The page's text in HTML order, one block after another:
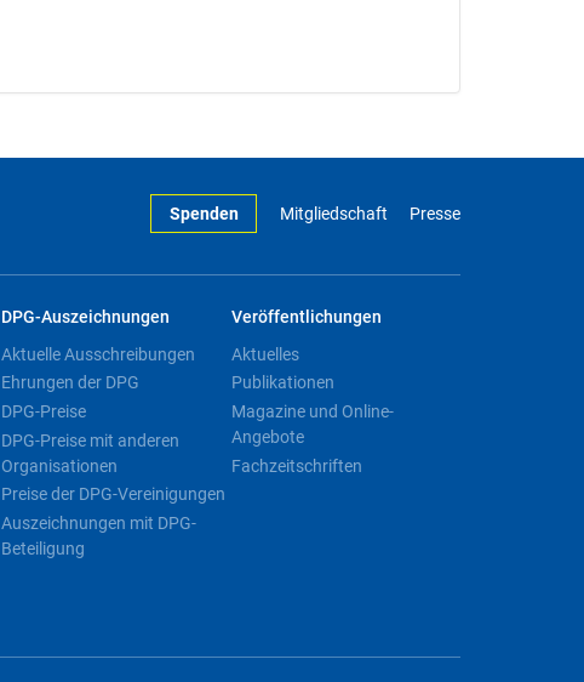
Spenden Mitgliedschaft Presse
DPG-Auszeichnungen
Aktuelle Ausschreibungen
Ehrungen der DPG
DPG-Preise
DPG-Preise mit anderen
Organisationen
Preise der DPG-Vereinigungen
Auszeichnungen mit DPG-
Beteiligung
Veröffentlichungen
Aktuelles
Publikationen
Magazine und Online-
Angebote
Fachzeitschriften